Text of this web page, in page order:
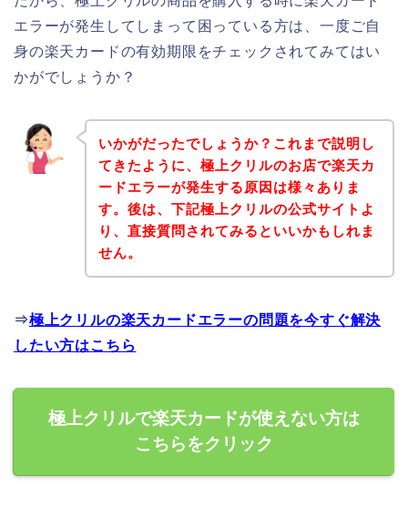
エラーが発生してしまって困っている方は、一度ご自
身の楽天カードの有効期限をチェックされてみてはい
かがでしょうか？
いかがだったでしょうか？これまで説明し
てきたように、極上クリルのお店で楽天カ
ードエラーが発生する原因は様々ありま
す。後は、下記極上クリルの公式サイトよ
り、直接質問されてみるといいかもしれま
せん。
⇒極上クリルの楽天カードエラーの問題を今すぐ解決
したい方はこちら
極上クリルで楽天カードが使えない方は
こちらをクリック